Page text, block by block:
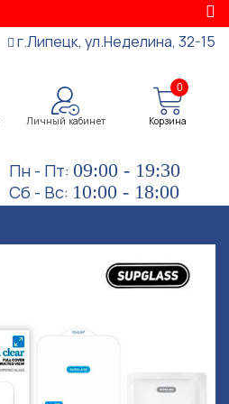
г.Липецк, ул.Неделина, 32-15
Личный кабинет
0
Корзина
Пн - Пт: 09:00 - 19:30
Сб - Вс: 10:00 - 18:00